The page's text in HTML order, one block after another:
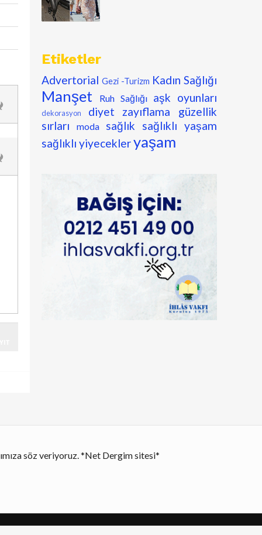
Etiketler
Advertorial Gezi -Turizm Kadın Sağlığı
Manşet Ruh Sağlığı aşk oyunları
dekorasyon diyet zayıflama
güzellik
sırları
moda sağlık
sağlıklı yaşam
sağlıklı yiyecekleryaşam
söz veriyoruz. *Net Dergim sitesi*